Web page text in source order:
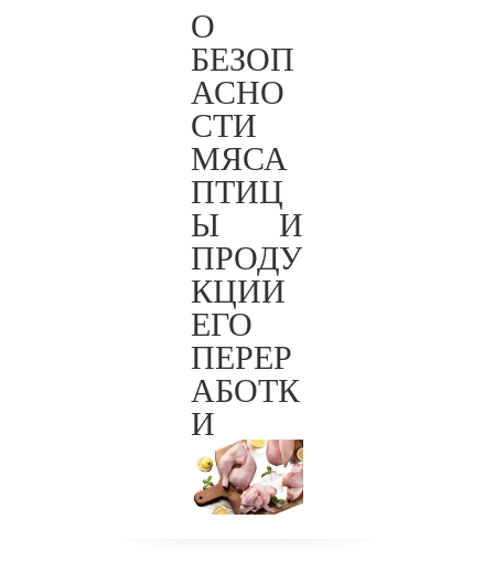
ТР
ЕАЭ
С
051/
202
1
О
БЕЗОП
АСНО
СТИ
МЯСА
ПТИЦ
Ы И
ПРОДУ
КЦИИ
ЕГО
ПЕРЕР
АБОТК
И